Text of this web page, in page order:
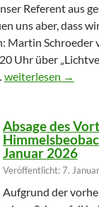
Referent aus
uns aber, dass
Martin Schroeder
Uhr über
Geändertes
weiterlesen →
Absage des
Januar 2026
Veröffentlicht: 7.
Aufgrund der